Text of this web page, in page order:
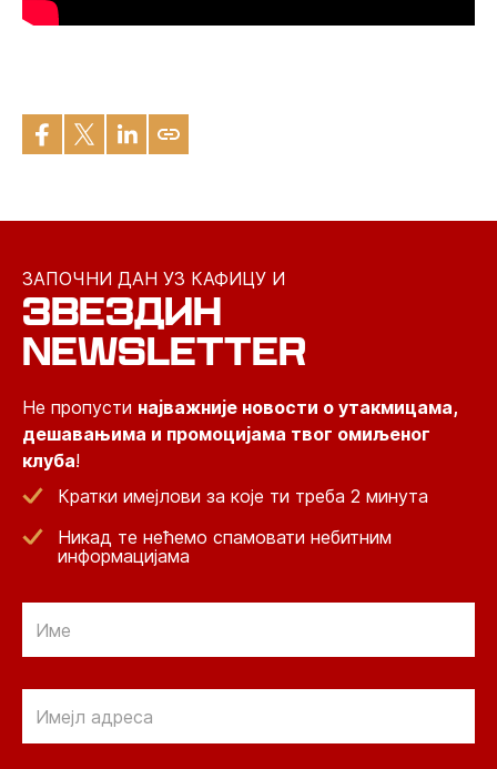
ЗАПОЧНИ ДАН УЗ КАФИЦУ И
ЗВЕЗДИН
NEWSLETTER
Не пропусти најважније новости о утакмицама,
дешавањима и промоцијама твог омиљеног
клуба!
Кратки имејлови за које ти треба 2 минута
Никад те нећемо спамовати небитним
информацијама